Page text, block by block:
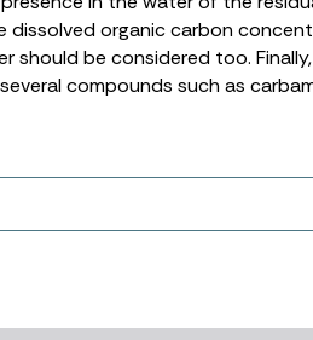
organic carbon
be considered too.
compounds such as